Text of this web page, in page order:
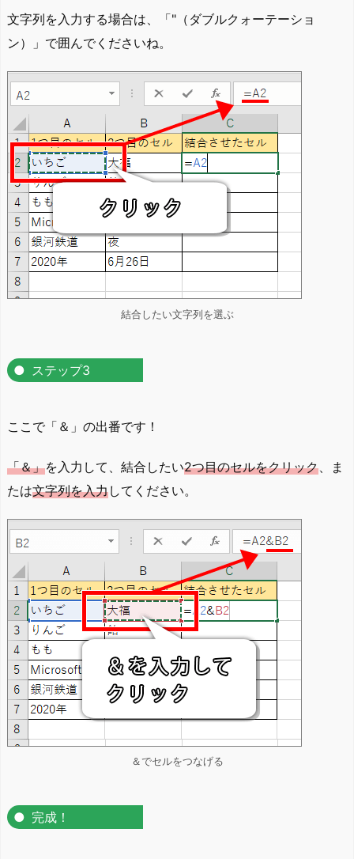
文字列を入力する場合は、「"（ダブルクォーテーショ
ン）」で囲んでくださいね。
結合したい文字列を選ぶ
ステップ3
ここで「＆」の出番です！
「＆」を入力して、結合したい2つ目のセルをクリック 、ま
たは文字列を入力してください。
＆でセルをつなげる
完成！